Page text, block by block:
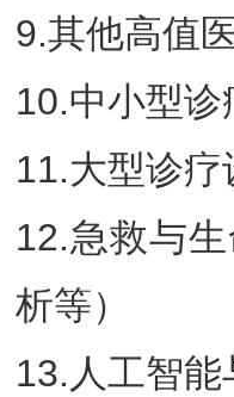
9.其他高值
10.中小型诊
11.大型诊
12.急救与
析等）
13.人工智